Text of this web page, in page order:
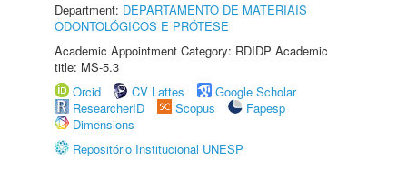
Department: DEPARTAMENTO DE MATERIAIS
ODONTOLÓGICOS E PRÓTESE
Academic Appointment Category: RDIDP Academic
title: MS-5.3
Orcid
CV Lattes
Google Scholar
ResearcherID
Scopus
Fapesp
Dimensions
Repositório Institucional UNESP